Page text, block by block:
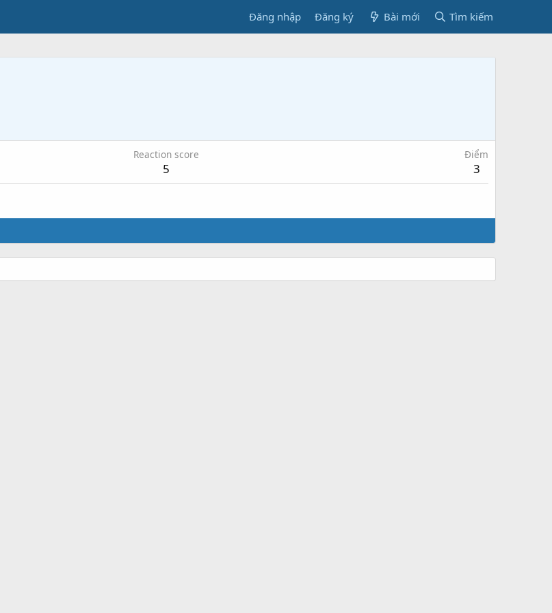
Đăng nhập Đăng ký Bài mới Tìm kiếm
Reaction score
5
Điểm
3